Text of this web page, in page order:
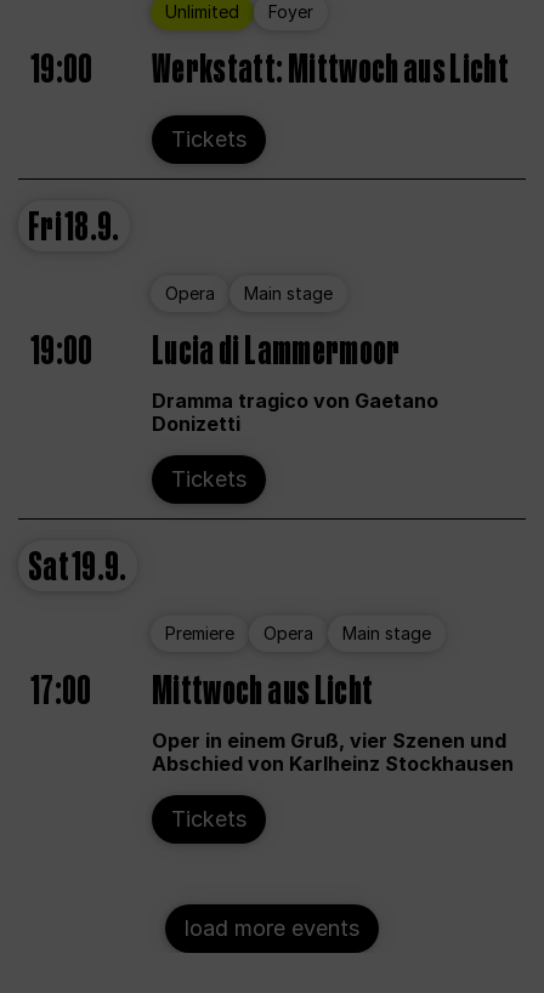
Unlimited Foyer
19:00 Werkstatt: Mittwoch aus Licht
Tickets
Fri18.9.
Opera Main stage
19:00 Lucia di Lammermoor
Dramma tragico von Gaetano
Donizetti
Tickets
Sat19.9.
Premiere Opera Main stage
17:00 Mittwoch aus Licht
Oper in einem Gruß, vier Szenen und
Abschied von Karlheinz Stockhausen
Tickets
load more events